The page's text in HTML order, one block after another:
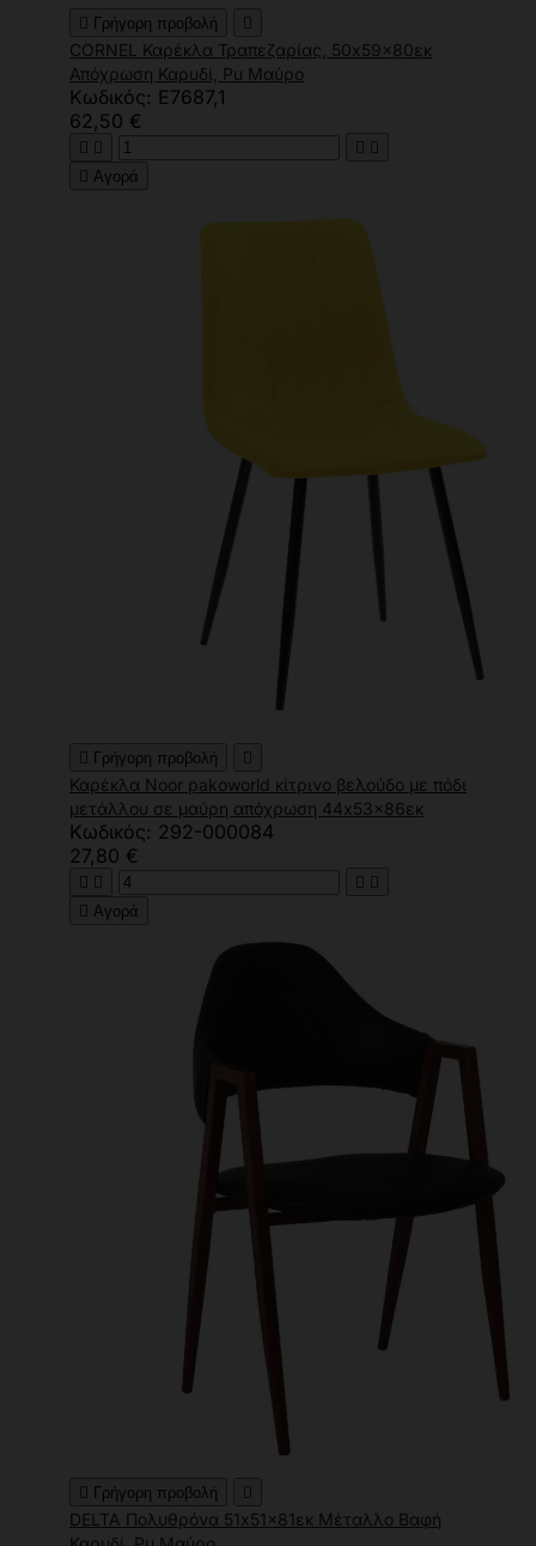
 Γρήγορη προβολή 
CORNEL Καρέκλα Τραπεζαρίας, 50x59x80εκ
Απόχρωση Καρυδί, Pu Μαύρο
Κωδικός: Ε7687,1
62,50 €
   
 Αγορά
 Γρήγορη προβολή 
Καρέκλα Noor pakoworld κίτρινο βελούδο με πόδι
μετάλλου σε μαύρη απόχρωση 44x53x86εκ
Κωδικός: 292-000084
27,80 €
   
 Αγορά
 Γρήγορη προβολή 
DELTA Πολυθρόνα 51x51x81εκ Μέταλλο Βαφή